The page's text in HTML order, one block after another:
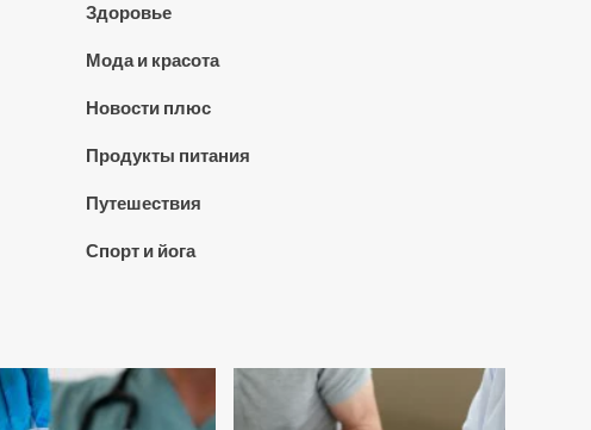
Здоровье
Мода и красота
Новости плюс
Продукты питания
Путешествия
Спорт и йога